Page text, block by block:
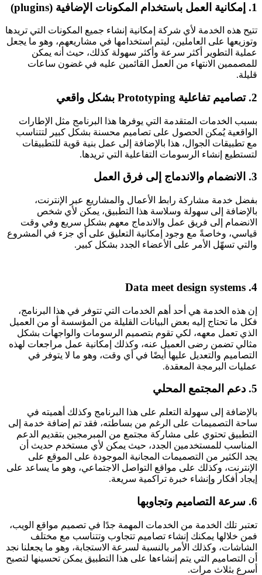
1. إمكانية العمل باستخدام المكونات الإضافية (plugins)
تتيح هذه الخدمة لأي شركة إمكانية إنشاء جميع المكونات التي تريدها
وتوزيعها على العاملين، ليتم استخدامها في مشاريعهم، وهو ما يجعل
عملية التطوير أكثر سرعة وأكثر سهولة كذلك، حيث أنه يمكن
للمصممين الانتهاء من العمل القائمين عليه في غضون ساعات
قليلة.
2. تصاميم تفاعلية Prototyping بشكل واقعي
بسبب الخدمات المتقدمة التي يوفرها هذا البرنامج مثل الإطارات
الواقعية يُمكن الحصول على تصاميم محسنة بشكل كبير لتتناسب
مع تطبيقات الجوال، هذا بالإضافة إلى عمل بنية قوية للتطبيقات
لتستطيع إنشاء الرسومات التفاعلية التي تريدها.
3. الانضمام والاندماج إلى فرق العمل
بفضل خدمة مشاركة رابط الأعمال والمشاريع عبر الإنترنت،
بالإضافة إلى سهولة وسلاسة هذا التطبيق، يمكن لأي شخص
الانضمام إلى فريق عمل والاندماج معهم بشكل سريع وفي وقت
قياسي، وخاصةً مع وجود إمكانية التعليق على أي جزء في المشروع
والتي تسهّل الأمر على الأعضاء الجدد بشكل كبير.
4. Data meet design systems
إن هذه الخدمة هي أحد أهم الخدمات التي تتوفر في هذا البرنامج،
فكل ما تحتاج إليه بعض البيانات القليلة من المؤسسة أو من العميل
الذي تعمل معهه، لكي تقوم بتصميم الرسومات والواجهات بشكل
مثالي تضمن رضى العميل عنه، وكذلك إمكانية عمل مراجعات لهذه
التصاميم والتعديل عليها أيضًا في أي وقت، وهو ما لا يتوفر في
عمليات البرمجة المعقدة.
5. دعم المجتمع المحلي
بالإضافة إلى سهولة التعلم على هذا البرنامج وكذلك أهميته في
ساحة التصميمات على الرغم من بساطته، فقد تم إضافة خدمة إلى
التطبيق تحتوي على مشاركة مجتمع من المبرمجين بتقديم الدعم
المناسب للمستخدمين الجدد، حيث يمكن لأي مستخدم حديث أن
يجد الكثير من التصميمات المجانية الموجودة على الموقع على
الإنترنت، وكذلك على مواقع التواصل الاجتماعي، وهو ما يساعد على
إيجاد أفكار وإنشاء خبرة تراكمية سريعة.
6. سرعة التصاميم وتجاوبها
تعتبر تلك الخدمة من الخدمات المهمة جدًا في تصميم مواقع الويب،
فمن خلالها يمكنك إنشاء تصاميم تتجاوب وتتناسب مع مختلف
الشاشات، وكذلك الأمر بالنسبة لسرعة الاستجابة، وهو ما يجعلنا نجد
أن التصاميم التي يتم إنشاءها على هذا التطبيق يمكن تحسينها لتصبح
أسرع بثلاث مرات.